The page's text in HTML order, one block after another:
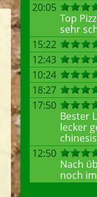
20:05
Top
sehr
15:22
12:43
10:24
18:27
17:50
Bester
lecker
12:50
Nach
noch